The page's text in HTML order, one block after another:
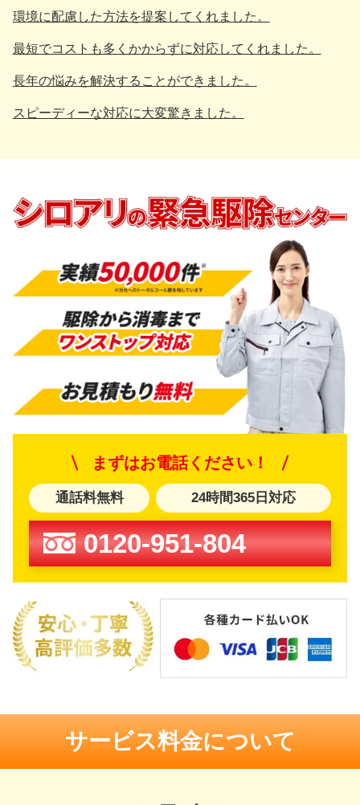
環境に配慮した方法を提案してくれました。
最短でコストも多くかからずに対応してくれました。
長年の悩みを解決することができました。
スピーディーな対応に大変驚きました。
まずはお電話ください！
通話料無料 24時間365日対応
0120-951-804
サービス料金について